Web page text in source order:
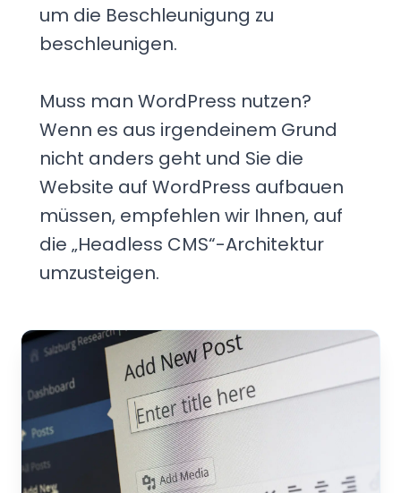
um die Beschleunigung zu
beschleunigen.
Muss man WordPress nutzen?
Wenn es aus irgendeinem Grund
nicht anders geht und Sie die
Website auf WordPress aufbauen
müssen, empfehlen wir Ihnen, auf
die „Headless CMS“-Architektur
umzusteigen.